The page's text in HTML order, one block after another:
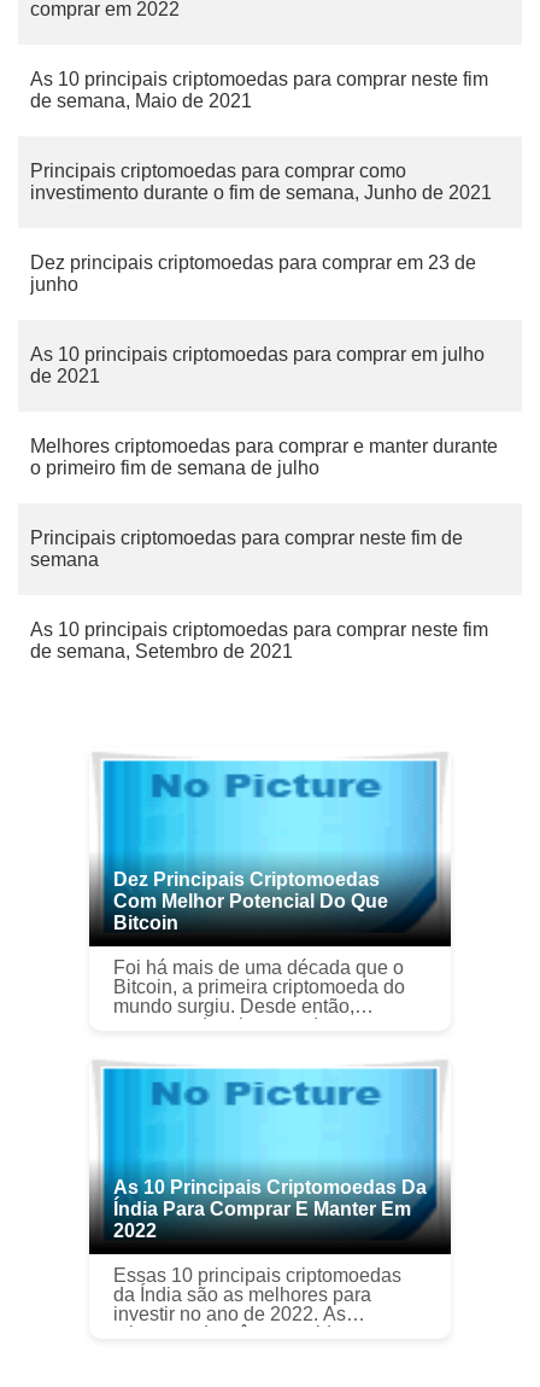
comprar em 2022
As 10 principais criptomoedas para comprar neste fim
de semana, Maio de 2021
Principais criptomoedas para comprar como
investimento durante o fim de semana, Junho de 2021
Dez principais criptomoedas para comprar em 23 de
junho
As 10 principais criptomoedas para comprar em julho
de 2021
Melhores criptomoedas para comprar e manter durante
o primeiro fim de semana de julho
Principais criptomoedas para comprar neste fim de
semana
As 10 principais criptomoedas para comprar neste fim
de semana, Setembro de 2021
Dez Principais Criptomoedas
Com Melhor Potencial Do Que
Bitcoin
Foi há mais de uma década que o
Bitcoin, a primeira criptomoeda do
mundo surgiu. Desde então,
centenas de criptomoedas entraram
à toa que o Bitcoin continua sendo a
As 10 Principais Criptomoedas Da
Índia Para Comprar E Manter Em
2022
Essas 10 principais criptomoedas
da Índia são as melhores para
investir no ano de 2022. As
criptomoedas têm crescido